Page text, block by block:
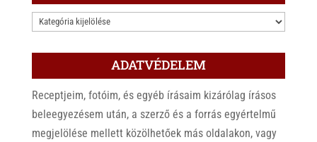
KATEGÓRIÁK
ADATVÉDELEM
Receptjeim, fotóim, és egyéb írásaim kizárólag írásos
beleegyezésem után, a szerző és a forrás egyértelmű
megjelölése mellett közölhetőek más oldalakon, vagy